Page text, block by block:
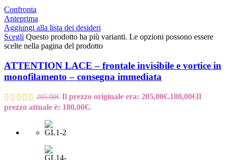
Confronta
Anteprima
Aggiungi alla lista dei desideri
Scegli Questo prodotto ha più varianti. Le opzioni possono essere
scelte nella pagina del prodotto
ATTENTION LACE – frontale invisibile e vortice in
monofilamento – consegna immediata
205,00€ Il prezzo originale era: 205,00€.180,00€Il
prezzo attuale è: 180,00€.